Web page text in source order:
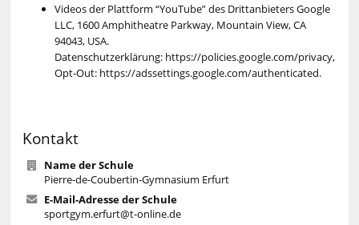
Videos der Plattform “YouTube” des Drittanbieters Google
LLC, 1600 Amphitheatre Parkway, Mountain View, CA
94043, USA.
Datenschutzerklärung: https://policies.google.com/privacy,
Opt-Out: https://adssettings.google.com/authenticated.
Kontakt
Name der Schule
Pierre-de-Coubertin-Gymnasium Erfurt
E-Mail-Adresse der Schule
sportgym.erfurt@t-online.de